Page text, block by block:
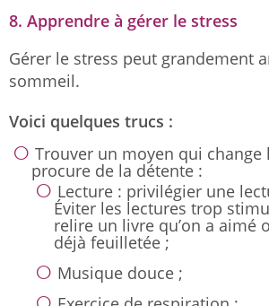
8. Apprendre à gérer le stress
Gérer le stress peut grandement
sommeil.
Voici quelques trucs :
Trouver un moyen qui change
procure de la détente :
Lecture : privilégier une
Éviter les lectures trop
relire un livre qu’on a aimé
déjà feuilletée ;
Musique douce ;